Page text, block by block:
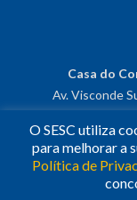
Casa do
Av. Visconde
Siga-
O SESC utiliza
para melhorar a
Política de